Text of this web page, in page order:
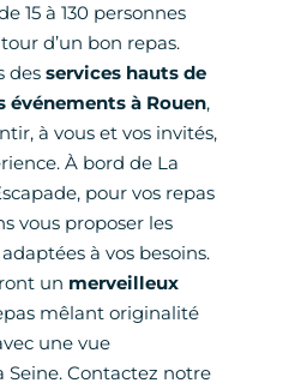
15 à 130 personnes
d’un bon repas.
des services hauts de
événements à Rouen,
à vous et vos invités,
À bord de La
pour vos repas
vous proposer les
à vos besoins.
un merveilleux
mêlant originalité
une vue
Seine. Contactez notre